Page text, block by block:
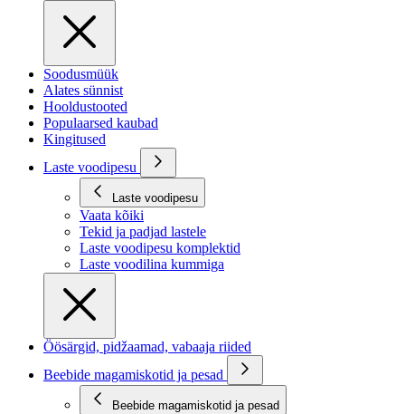
Soodusmüük
Alates sünnist
Hooldustooted
Populaarsed kaubad
Kingitused
Laste voodipesu
Laste voodipesu
Vaata kõiki
Tekid ja padjad lastele
Laste voodipesu komplektid
Laste voodilina kummiga
Öösärgid, pidžaamad, vabaaja riided
Beebide magamiskotid ja pesad
Beebide magamiskotid ja pesad